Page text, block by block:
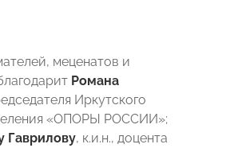
меценатов и
Романа
Иркутского
«ОПОРЫ РОССИИ»;
Гаврилову, к.и.н., доцента